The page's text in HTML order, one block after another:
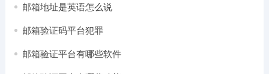
邮箱地址是英语怎么说
邮箱验证码平台犯罪
邮箱验证平台有哪些软件